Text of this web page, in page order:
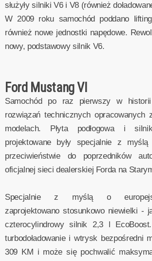
służyły silniki V6 i V8 (również
W 2009 roku samochód poddano
również nowe jednostki napędowe.
nowy, podstawowy silnik V6.
Ford Mustang VI
Samochód po raz pierwszy w
rozwiązań technicznych
modelach. Płyta podłogowa i
projektowane były specjalnie z
przeciwieństwie do poprzedników
oficjalnej sieci dealerskiej Forda na
Specjalnie z myślą o
zaprojektowano stosunkowo niewielki -
czterocylindrowy silnik 2,3 l
turbodoładowanie i wtrysk bezpośredni
309 KM i może się pochwalić